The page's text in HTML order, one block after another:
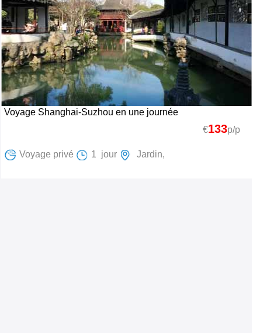
Voyage Shanghai-Suzhou en une journée
Voyage privé 1 jour Jardin,
€133p/p